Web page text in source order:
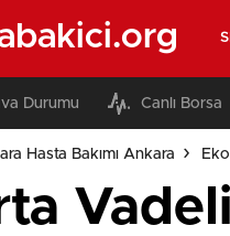
Durumu Canlı Borsa
Hasta Bakımı Ankara